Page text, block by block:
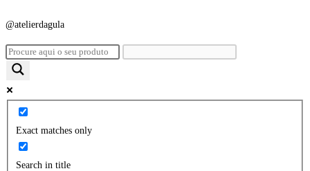
@atelierdagula
Exact matches only
Search in title